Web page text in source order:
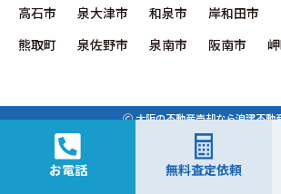
高石市
泉大津市 和泉市 岸和田市
熊取町
泉佐野市 泉南市 阪南市
🄫大阪の不動産売却なら浪建不動
お電話 無料査定依頼